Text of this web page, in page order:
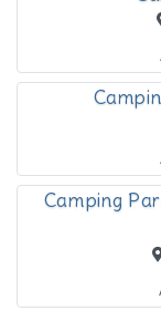
Camping